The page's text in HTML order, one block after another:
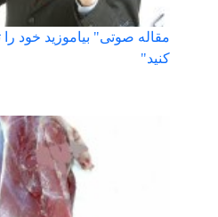
مقاله صوتی" بیاموزید خود را
کنید"